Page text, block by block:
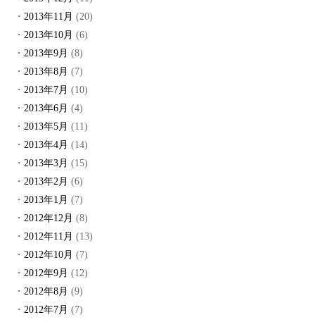
2013年11月 (20)
2013年10月 (6)
2013年9月 (8)
2013年8月 (7)
2013年7月 (10)
2013年6月 (4)
2013年5月 (11)
2013年4月 (14)
2013年3月 (15)
2013年2月 (6)
2013年1月 (7)
2012年12月 (8)
2012年11月 (13)
2012年10月 (7)
2012年9月 (12)
2012年8月 (9)
2012年7月 (7)